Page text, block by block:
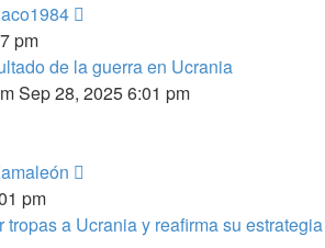
pm
de la guerra en Ucrania
Sep 28, 2025 6:01 pm
pm
a Ucrania y reafirma su estrategia